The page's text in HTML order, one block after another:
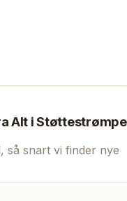
Alt i
så snart vi finder nye